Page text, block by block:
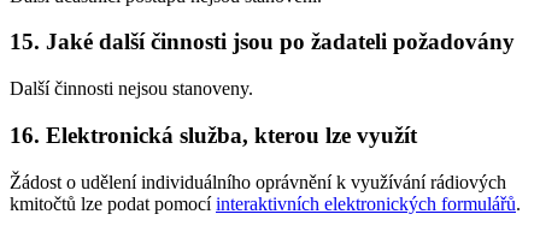
15. Jaké další činnosti jsou po žadateli požadovány
Další činnosti nejsou stanoveny.
16. Elektronická služba, kterou lze využít
Žádost o udělení individuálního oprávnění k využívání rádiových
kmitočtů lze podat pomocíinteraktivních elektronických formulářů.